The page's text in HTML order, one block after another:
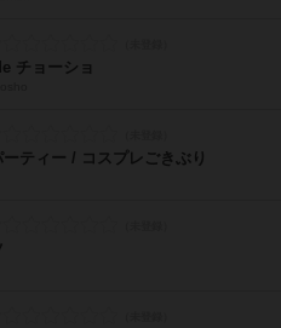
チョーショ
ーティー / コスプレごきぶり